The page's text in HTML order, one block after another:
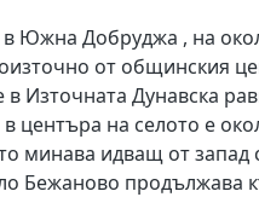
Южна Добруджа , на
от общинския
Източната Дунавска
центъра на селото е
минава идващ от запад
Бежаново продължава